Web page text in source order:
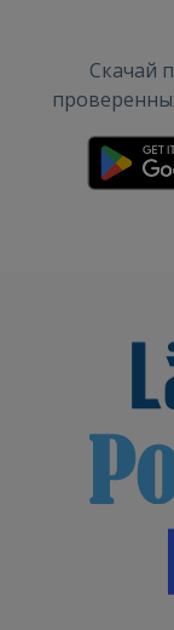
Скачай